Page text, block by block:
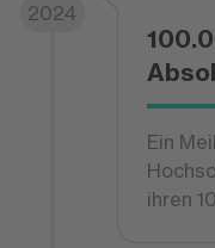
2024
Ein
ihren